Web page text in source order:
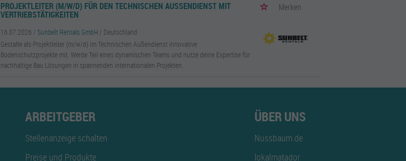
PROJEKTLEITER (M/W/D) FÜR DEN TECHNISCHEN AUSSENDIENST MIT V
ERTRIEBSTÄTIGKEITEN
Merken
16.07.2026 / Sunbelt Rentals GmbH / Deutschland
Gestalte als Projektleiter (m/w/d) im Technischen Außendienst innovative
Bodenschutzprojekte mit. Werde Teil eines dynamischen Teams und nutze deine Expertise für
nachhaltige Bau Lösungen in spannenden internationalen Projekten.
ARBEITGEBER
Stellenanzeige schalten
Preise und Produkte
ÜBER UNS
Nussbaum.de
lokalmatador